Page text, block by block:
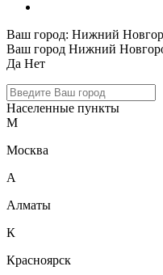
Ваш город: Нижний
Ваш город Нижний
Да Нет
Населенные пункты
М
Москва
А
Алматы
К
Красноярск